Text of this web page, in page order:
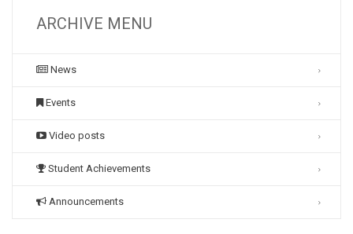
ARCHIVE MENU
News
Events
Video posts
Student Achievements
Announcements